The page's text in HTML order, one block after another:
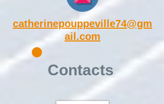
catherinepouppeville74@gm
ail.com
Contacts